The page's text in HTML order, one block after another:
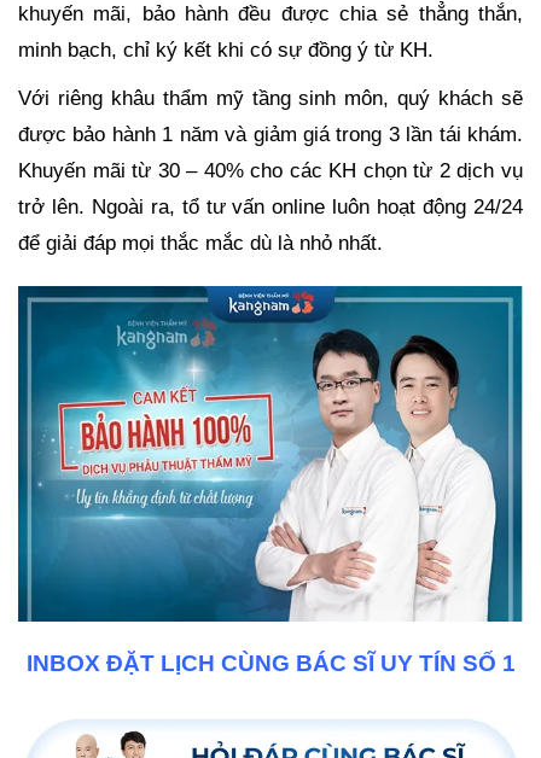
khuyến mãi, bảo hành đều được chia sẻ thẳng thắn,
minh bạch, chỉ ký kết khi có sự đồng ý từ KH.
Với riêng khâu thẩm mỹ tầng sinh môn, quý khách sẽ
được bảo hành 1 năm và giảm giá trong 3 lần tái khám.
Khuyến mãi từ 30 – 40% cho các KH chọn từ 2 dịch vụ
trở lên. Ngoài ra, tổ tư vấn online luôn hoạt động 24/24
để giải đáp mọi thắc mắc dù là nhỏ nhất.
INBOX ĐẶT LỊCH CÙNG BÁC SĨ UY TÍN SỐ 1